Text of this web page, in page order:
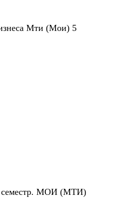
Мти (Мои) 5
семестр. МОИ (МТИ)